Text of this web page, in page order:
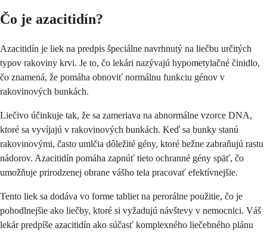
Čo je azacitidín?
Azacitidín je liek na predpis špeciálne navrhnutý na liečbu určitých
typov rakoviny krvi. Je to, čo lekári nazývajú hypometylačné činidlo,
čo znamená, že pomáha obnoviť normálnu funkciu génov v
rakovinových bunkách.
Liečivo účinkuje tak, že sa zameriava na abnormálne vzorce DNA,
ktoré sa vyvíjajú v rakovinových bunkách. Keď sa bunky stanú
rakovinovými, často umlčia dôležité gény, ktoré bežne zabraňujú rastu
nádorov. Azacitidín pomáha zapnúť tieto ochranné gény späť, čo
umožňuje prirodzenej obrane vášho tela pracovať efektívnejšie.
Tento liek sa dodáva vo forme tabliet na perorálne použitie, čo je
pohodlnejšie ako liečby, ktoré si vyžadujú návštevy v nemocnici. Váš
lekár predpíše azacitidín ako súčasť komplexného liečebného plánu